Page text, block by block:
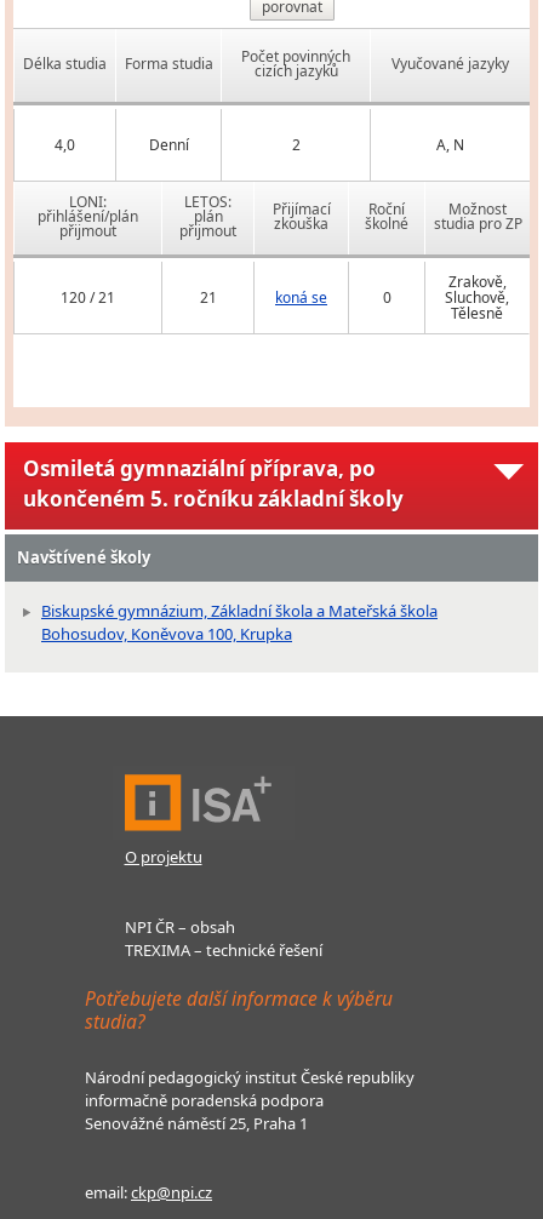
porovnat
Délka studia Forma studia Počet povinných
cizích jazyků Vyučované jazyky
4,0 Denní 2 A, N
LONI:
přihlášení/plán
přijmout
LETOS:
plán
přijmout
Přijímací
zkouška
Roční
školné
Možnost
studia pro ZP
120 / 21 21 koná se 0
Zrakově,
Sluchově,
Tělesně
Osmiletá gymnaziální příprava, po
ukončeném 5. ročníku základní školy
Navštívené školy
Biskupské gymnázium, Základní škola a Mateřská škola
Bohosudov, Koněvova 100, Krupka
O projektu
NPI ČR – obsah
TREXIMA – technické řešení
Potřebujete další informace k výběru
studia?
Národní pedagogický institut České republiky
informačně poradenská podpora
Senovážné náměstí 25, Praha 1
email:ckp@npi.cz